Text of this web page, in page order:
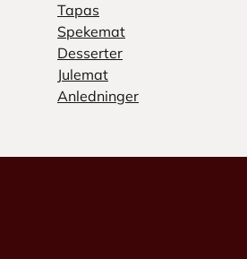
Tapas
Spekemat
Desserter
Julemat
Anledninger